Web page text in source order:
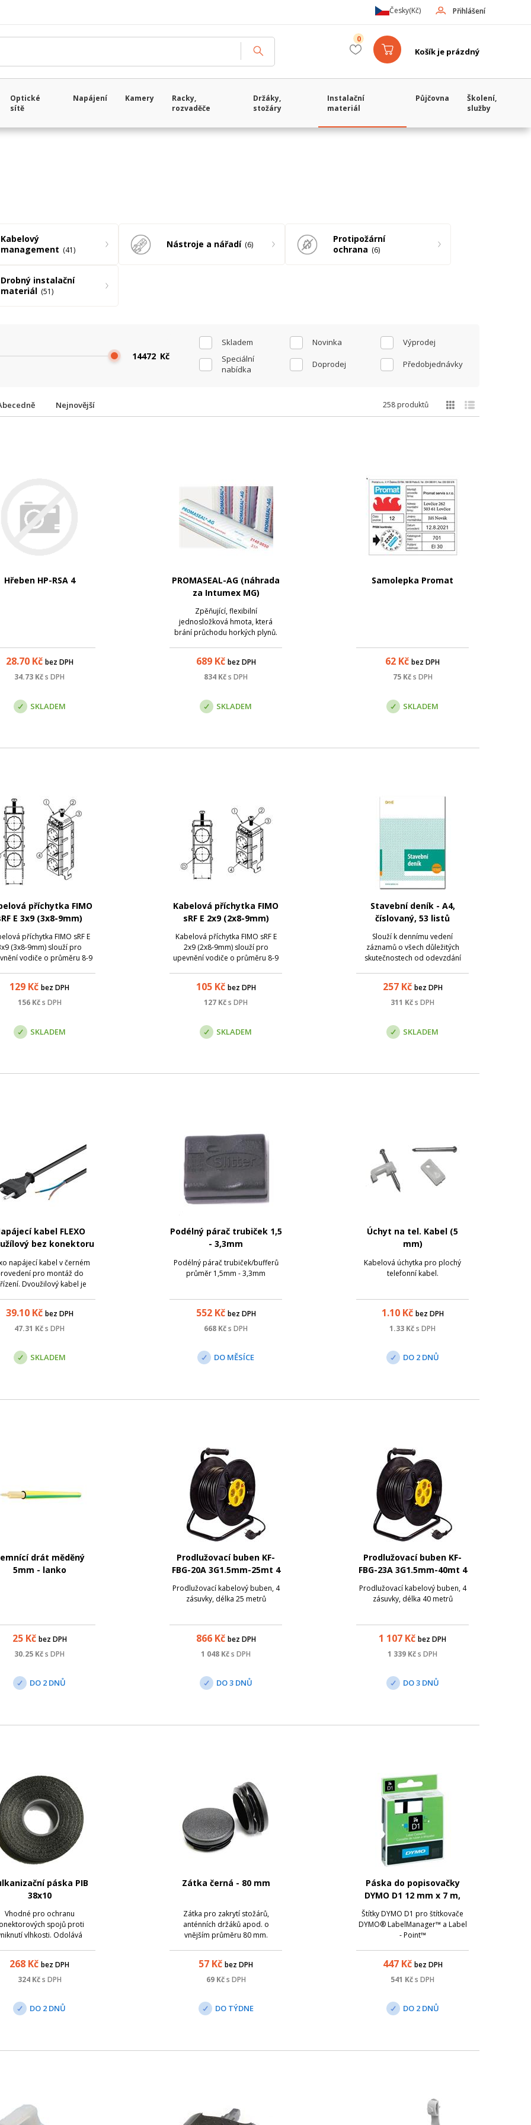
Přihlášení
Česky(Kč)
Košík je prázdný
0
Optické
sítě
Napájení Kamery
Racky,
rozvaděče
Držáky,
stožáry
Instalační
materiál
Půjčovna
Školení,
služby
Kabelový
management
41
Nástroje a nářadí 6
Protipožární
ochrana
6
Drobný instalační
materiál 51
Skladem Novinka
Výprodej
Speciální
nabídka
Doprodej Předobjednávky
Kč
Abecedně Nejnovější 258 produktů
Hřeben HP-RSA 4
28.70Kč bez DPH
34.73 Kčs DPH
SKLADEM
PROMASEAL-AG (náhrada
za Intumex MG)
Zpěňující, flexibilní
jednosložková hmota, která
brání průchodu horkých plynů.
trubních ucpávkách a při těsnění
stavebních spár. Tmel
mate...
689Kč bez DPH
834 Kčs DPH
SKLADEM
Samolepka Promat
62 Kč bez DPH
75Kč s DPH
SKLADEM
příchytka FIMO
E 3x9 (3x8-9mm)
příchytka FIMO sRF E
(3x8-9mm) slouží pro
vodiče o průměru 8-9
- typické využití je pro
kabelové svody na
129 Kč bez DPH
156Kč s DPH
SKLADEM
Kabelová příchytka FIMO
sRF E 2x9 (2x8-9mm)
Kabelová příchytka FIMO sRF E
2x9 (2x8-9mm) slouží pro
upevnění vodiče o průměru 8-9
konstrukce - typické využití je pro
kabelové svody na
105Kč bez DPH
127 Kčs DPH
SKLADEM
Stavební deník - A4,
číslovaný, 53 listů
Slouží k dennímu vedení
záznamů o všech důležitých
skutečnostech od odevzdání
Samopropisovací; Formát A4 na
výšku; Obsahuje 3 x 15
důležité záznamy
257Kč bez DPH
311 Kčs DPH
SKLADEM
kabel FLEXO
bez konektoru
napájecí kabel v černém
pro montáž do
Dvoužilový kabel je
a na druhém konci
dva vodiče. První konektor:
39.10Kč bez DPH
47.31 Kčs DPH
SKLADEM
Podélný párač trubiček 1,5
- 3,3mm
Podélný párač trubiček/bufferů
průměr 1,5mm - 3,3mm
552Kč bez DPH
668 Kčs DPH
DO MĚSÍCE
Úchyt na tel. Kabel (5
mm)
Kabelová úchytka pro plochý
telefonní kabel.
1.10Kč bez DPH
1.33 Kčs DPH
DO 2 DNŮ
drát měděný
5mm - lanko
25Kč bez DPH
30.25 Kčs DPH
DO 2 DNŮ
Prodlužovací buben KF-
FBG-20A 3G1.5mm-25mt 4
Prodlužovací kabelový buben, 4
zásuvky, délka 25 metrů
866Kč bez DPH
1 048 Kčs DPH
DO 3 DNŮ
Prodlužovací buben KF-
FBG-23A 3G1.5mm-40mt 4
Prodlužovací kabelový buben, 4
zásuvky, délka 40 metrů
1 107 Kč bez DPH
1 339 Kčs DPH
DO 3 DNŮ
páska PIB
38x10
Vhodné pro ochranu
spojů proti
vlhkosti. Odolává
268 Kč bez DPH
324Kč s DPH
DO 2 DNŮ
Zátka černá - 80 mm
Zátka pro zakrytí stožárů,
anténních držáků apod. o
vnějším průměru 80 mm.
57 Kč bez DPH
69Kčs DPH
DO TÝDNE
Páska do popisovačky
DYMO D1 12 mm x 7 m,
bílá na černém podkladu
Štítky DYMO D1 pro štítkovače
DYMO® LabelManager™ a Label
- Point™
447Kč bez DPH
541 Kčs DPH
DO 2 DNŮ